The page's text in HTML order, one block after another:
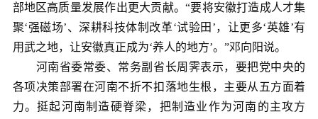
部地区高质量发展作出更大贡献。“要将安徽打造成人才集
聚‘强磁场’、深耕科技体制改革‘试验田’，让更多‘英雄’有
用武之地，让安徽真正成为‘养人的地方’。”邓向阳说。
河南省委常委、常务副省长周霁表示，要把党中央的
各项决策部署在河南不折不扣落地生根，主要从五方面着
力。挺起河南制造硬脊梁，把制造业作为河南的主攻方